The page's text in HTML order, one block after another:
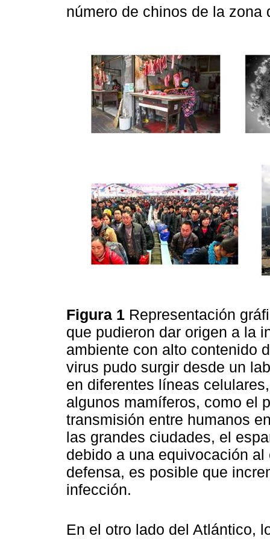
número de chinos de la zona
Figura 1 Representación
que pudieron dar origen a la
ambiente con alto contenido
virus pudo surgir desde un
en diferentes líneas
algunos mamíferos, como el
transmisión entre humanos
las grandes ciudades, el
debido a una equivocación
defensa, es posible que
infección.
En el otro lado del Atlántico,